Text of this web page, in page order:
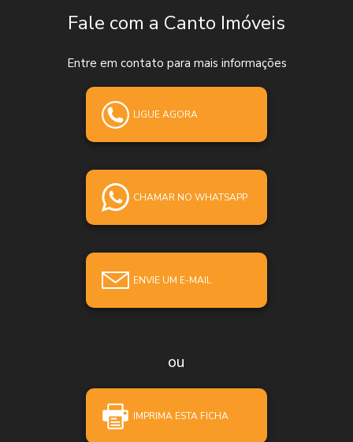
Fale com a Canto Imóveis
Entre em contato para mais informações
LIGUE AGORA
CHAMAR NO WHATSAPP
ENVIE UM E-MAIL
ou
IMPRIMA ESTA FICHA